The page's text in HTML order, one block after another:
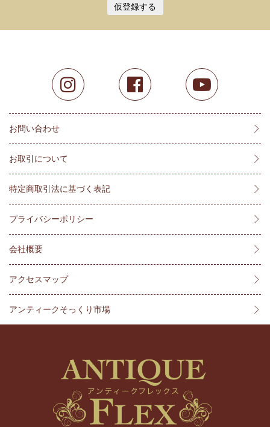
仮登録する
お問い合わせ
お取引について
特定商取引法に基づく表記
プライバシーポリシー
会社概要
アクセスマップ
アンティークそっくり市場